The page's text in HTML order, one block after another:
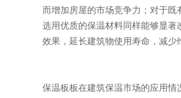
而增加房屋的市场竞争力；对于既
选用优质的保温材料同样能够显著
效果，延长建筑物使用寿命，减少
保温板板在建筑保温市场的应用情